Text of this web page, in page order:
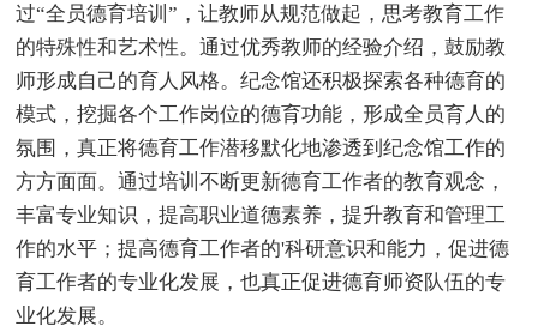
过“全员德育培训”，让教师从规范做起，思考教育工作
的特殊性和艺术性。通过优秀教师的经验介绍，鼓励教
师形成自己的育人风格。纪念馆还积极探索各种德育的
模式，挖掘各个工作岗位的德育功能，形成全员育人的
氛围，真正将德育工作潜移默化地渗透到纪念馆工作的
方方面面。通过培训不断更新德育工作者的教育观念，
丰富专业知识，提高职业道德素养，提升教育和管理工
作的水平；提高德育工作者的'科研意识和能力，促进德
育工作者的专业化发展，也真正促进德育师资队伍的专
业化发展。